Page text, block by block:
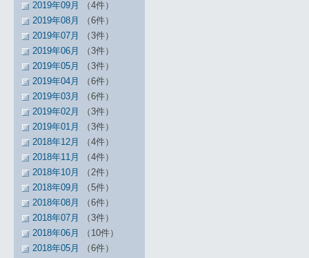
2019年09月
（4件）
2019年08月
（6件）
2019年07月
（3件）
2019年06月
（3件）
2019年05月
（3件）
2019年04月
（6件）
2019年03月
（6件）
2019年02月
（3件）
2019年01月
（3件）
2018年12月
（4件）
2018年11月
（4件）
2018年10月
（2件）
2018年09月
（5件）
2018年08月
（6件）
2018年07月
（3件）
2018年06月
（10件）
2018年05月
（6件）